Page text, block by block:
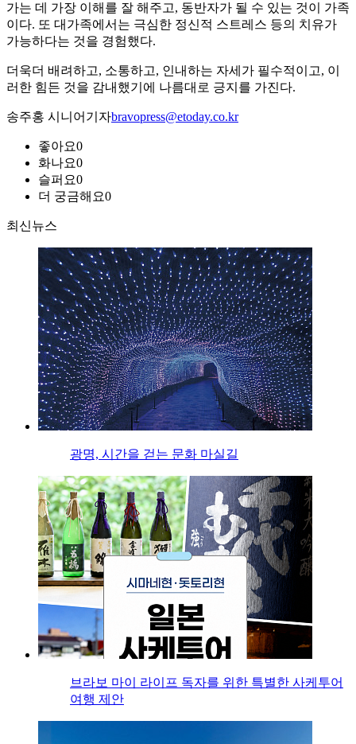
가는 데 가장 이해를 잘 해주고, 동반자가 될 수 있는 것이 가족
이다. 또 대가족에서는 극심한 정신적 스트레스 등의 치유가
가능하다는 것을 경험했다.
더욱더 배려하고, 소통하고, 인내하는 자세가 필수적이고, 이
러한 힘든 것을 감내했기에 나름대로 긍지를 가진다.
송주홍 시니어기자bravopress@etoday.co.kr
좋아요0
화나요0
슬퍼요0
더 궁금해요0
최신뉴스
광명, 시간을 걷는 문화 마실길
브라보 마이 라이프 독자를 위한 특별한 사케투어
여행 제안